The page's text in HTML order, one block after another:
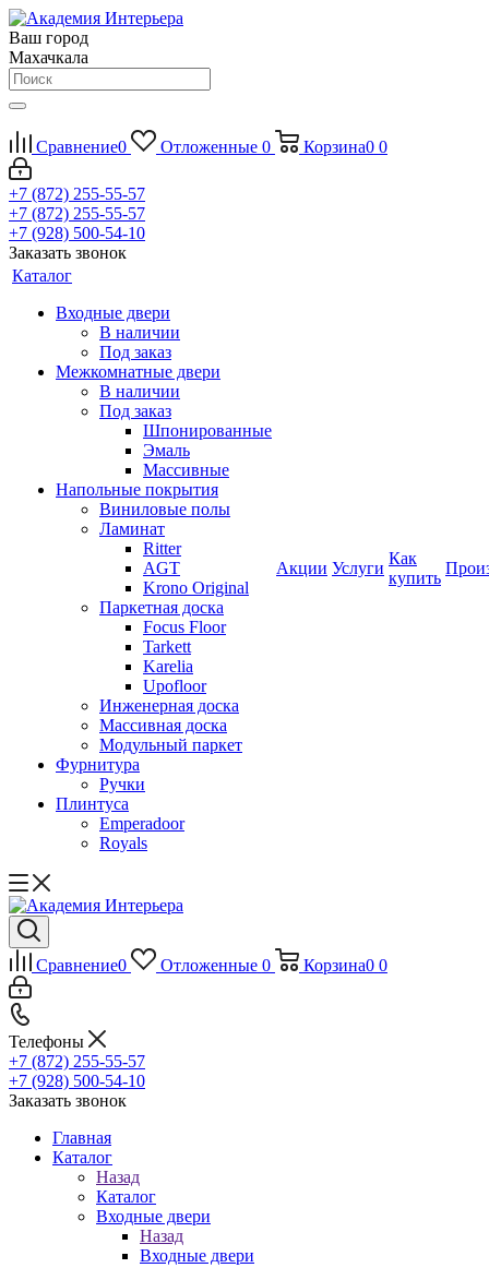
Ваш город
Махачкала
Сравнение0 Отложенные 0 Корзина0 0
+7 (872) 255-55-57
+7 (872) 255-55-57
+7 (928) 500-54-10
Заказать звонок
Каталог
Входные двери
В наличии
Под заказ
Межкомнатные двери
В наличии
Под заказ
Шпонированные
Эмаль
Массивные
Напольные покрытия
Виниловые полы
Ламинат
Ritter
AGT
Krono Original
Паркетная доска
Focus Floor
Tarkett
Karelia
Upofloor
Инженерная доска
Массивная доска
Модульный паркет
Фурнитура
Ручки
Плинтуса
Emperadoor
Royals
Акции Услуги
Как
купить
Сравнение0 Отложенные 0 Корзина0 0
Телефоны
+7 (872) 255-55-57
+7 (928) 500-54-10
Заказать звонок
Главная
Каталог
Назад
Каталог
Входные двери
Назад
Входные двери